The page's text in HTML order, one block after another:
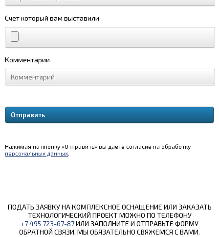
Счет который вам выставили
Комментарии
Нажимая на кнопку «Отправить» вы даете согласие на обработку
персональных данных
ПОДАТЬ ЗАЯВКУ НА КОМПЛЕКСНОЕ ОСНАЩЕНИЕ ИЛИ ЗАКАЗАТЬ
ТЕХНОЛОГИЧЕСКИЙ ПРОЕКТ МОЖНО ПО ТЕЛЕФОНУ
+7 495 723-67-87ИЛИ ЗАПОЛНИТЕ И ОТПРАВЬТЕ ФОРМУ
ОБРАТНОЙ СВЯЗИ, МЫ ОБЯЗАТЕЛЬНО СВЯЖЕМСЯ С ВАМИ.